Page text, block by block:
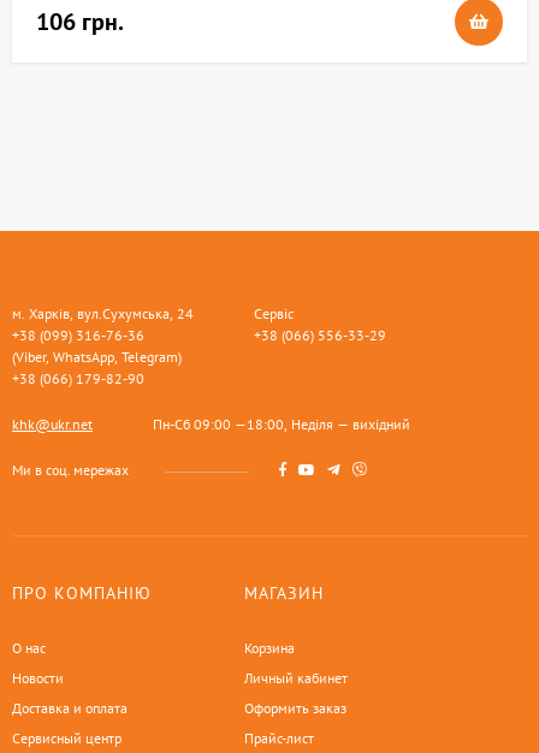
106 грн.
м. Харків, вул.Сухумська, 24
+38 (099) 316-76-36
(Viber, WhatsApp, Telegram)
+38 (066) 179-82-90
Сервіс
+38 (066) 556-33-29
khk@ukr.net Пн-Сб 09:00 —18:00, Неділя — вихідний
Ми в соц. мережах
ПРО КОМПАНІЮ
О нас
Новости
Доставка и оплата
Сервисный центр
МАГАЗИН
Корзина
Личный кабинет
Оформить заказ
Прайс-лист